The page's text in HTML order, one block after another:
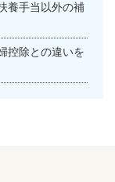
養手当以外の補
控除との違いを